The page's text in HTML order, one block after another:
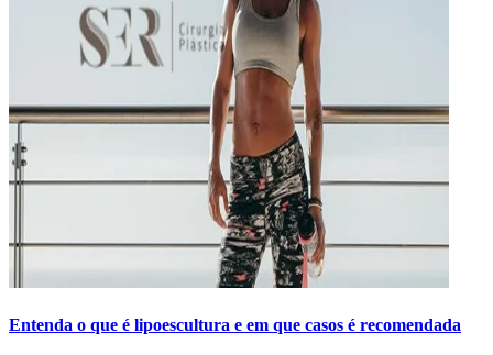
Entenda o que é lipoescultura e em que casos é recomendada